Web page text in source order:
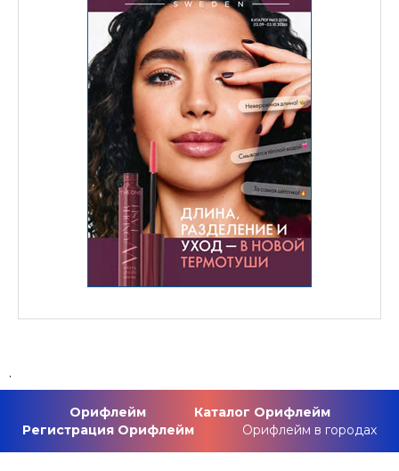
.
Орифлейм
Каталог Орифлейм
Регистрация Орифлейм
Орифлейм в городах